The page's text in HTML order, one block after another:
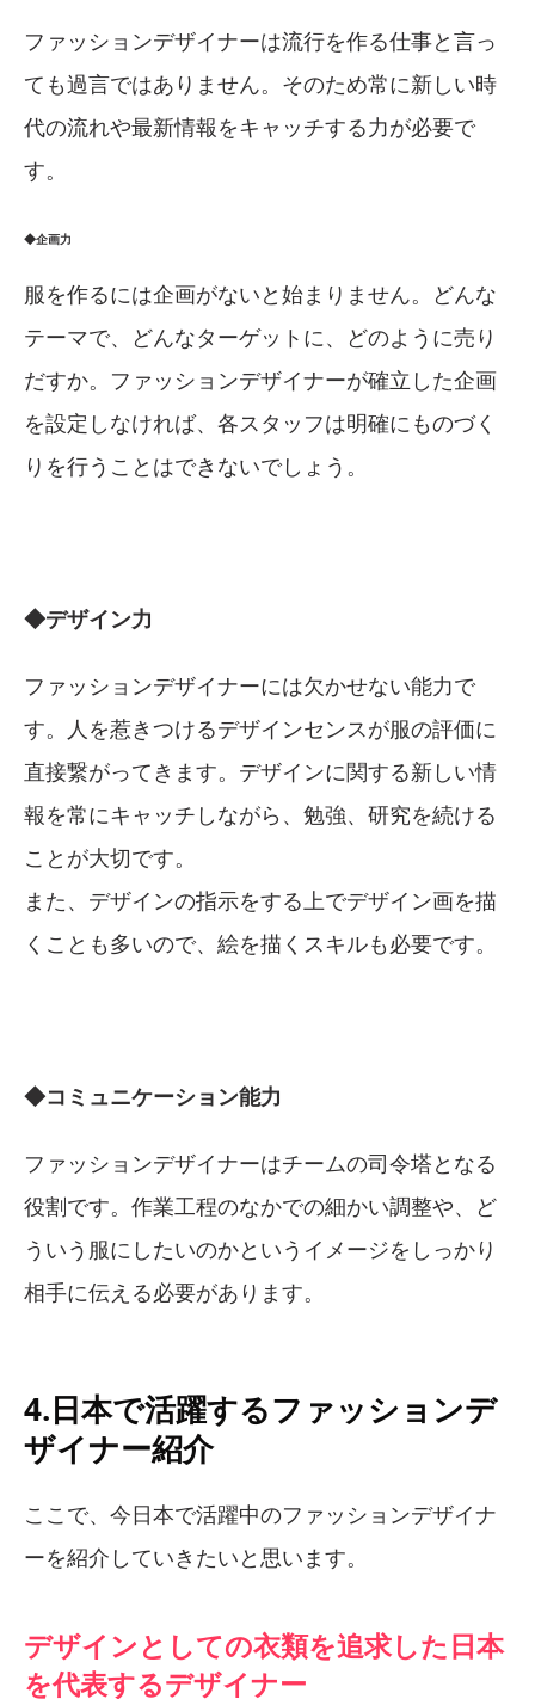
ファッションデザイナーは流行を作る仕事と言っ
ても過言ではありません。そのため常に新しい時
代の流れや最新情報をキャッチする力が必要で
す。
◆企画力
服を作るには企画がないと始まりません。どんな
テーマで、どんなターゲットに、どのように売り
だすか。ファッションデザイナーが確立した企画
を設定しなければ、各スタッフは明確にものづく
りを行うことはできないでしょう。
◆デザイン力
ファッションデザイナーには欠かせない能力で
す。人を惹きつけるデザインセンスが服の評価に
直接繋がってきます。デザインに関する新しい情
報を常にキャッチしながら、勉強、研究を続ける
ことが大切です。
また、デザインの指示をする上でデザイン画を描
くことも多いので、絵を描くスキルも必要です。
◆コミュニケーション能力
ファッションデザイナーはチームの司令塔となる
役割です。作業工程のなかでの細かい調整や、ど
ういう服にしたいのかというイメージをしっかり
相手に伝える必要があります。
4.日本で活躍するファッションデ
ザイナー紹介
ここで、今日本で活躍中のファッションデザイナ
ーを紹介していきたいと思います。
デザインとしての衣類を追求した日本
を代表するデザイナー